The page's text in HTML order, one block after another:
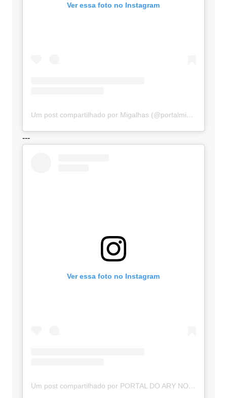
Ver essa foto no Instagram
Um post compartilhado por Migalhas (@portalmigalhas)
---
Ver essa foto no Instagram
Um post compartilhado por PORTAL DO ARY NOTÍCIAS (@portaldoarynoticias)